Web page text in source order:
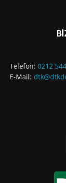
Telefon: 0212
E-Mail: